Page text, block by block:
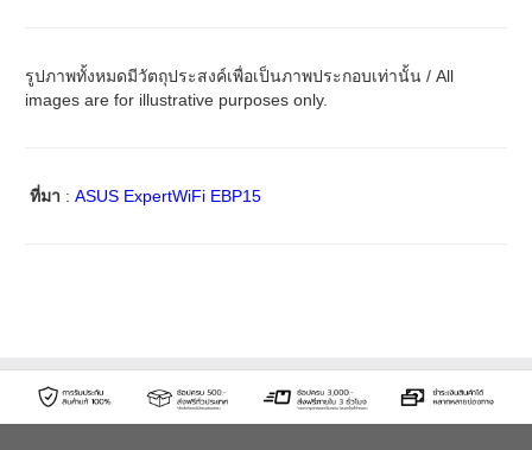
รูปภาพทั้งหมดมีวัตถุประสงค์เพื่อเป็นภาพประกอบเท่านั้น / All
images are for illustrative purposes only.
ที่มา : ASUS ExpertWiFi EBP15